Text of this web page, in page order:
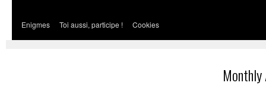
Enigmes Toi aussi, participe ! Cookies